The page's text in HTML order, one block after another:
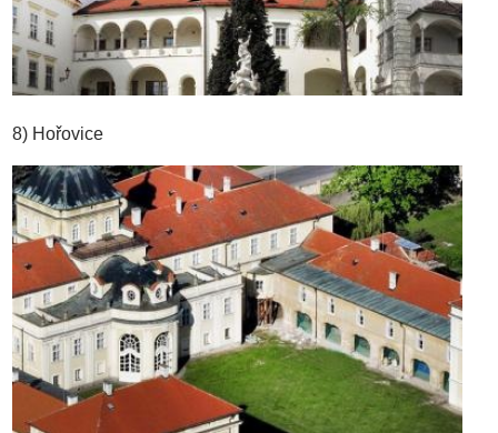
8) Hořovice